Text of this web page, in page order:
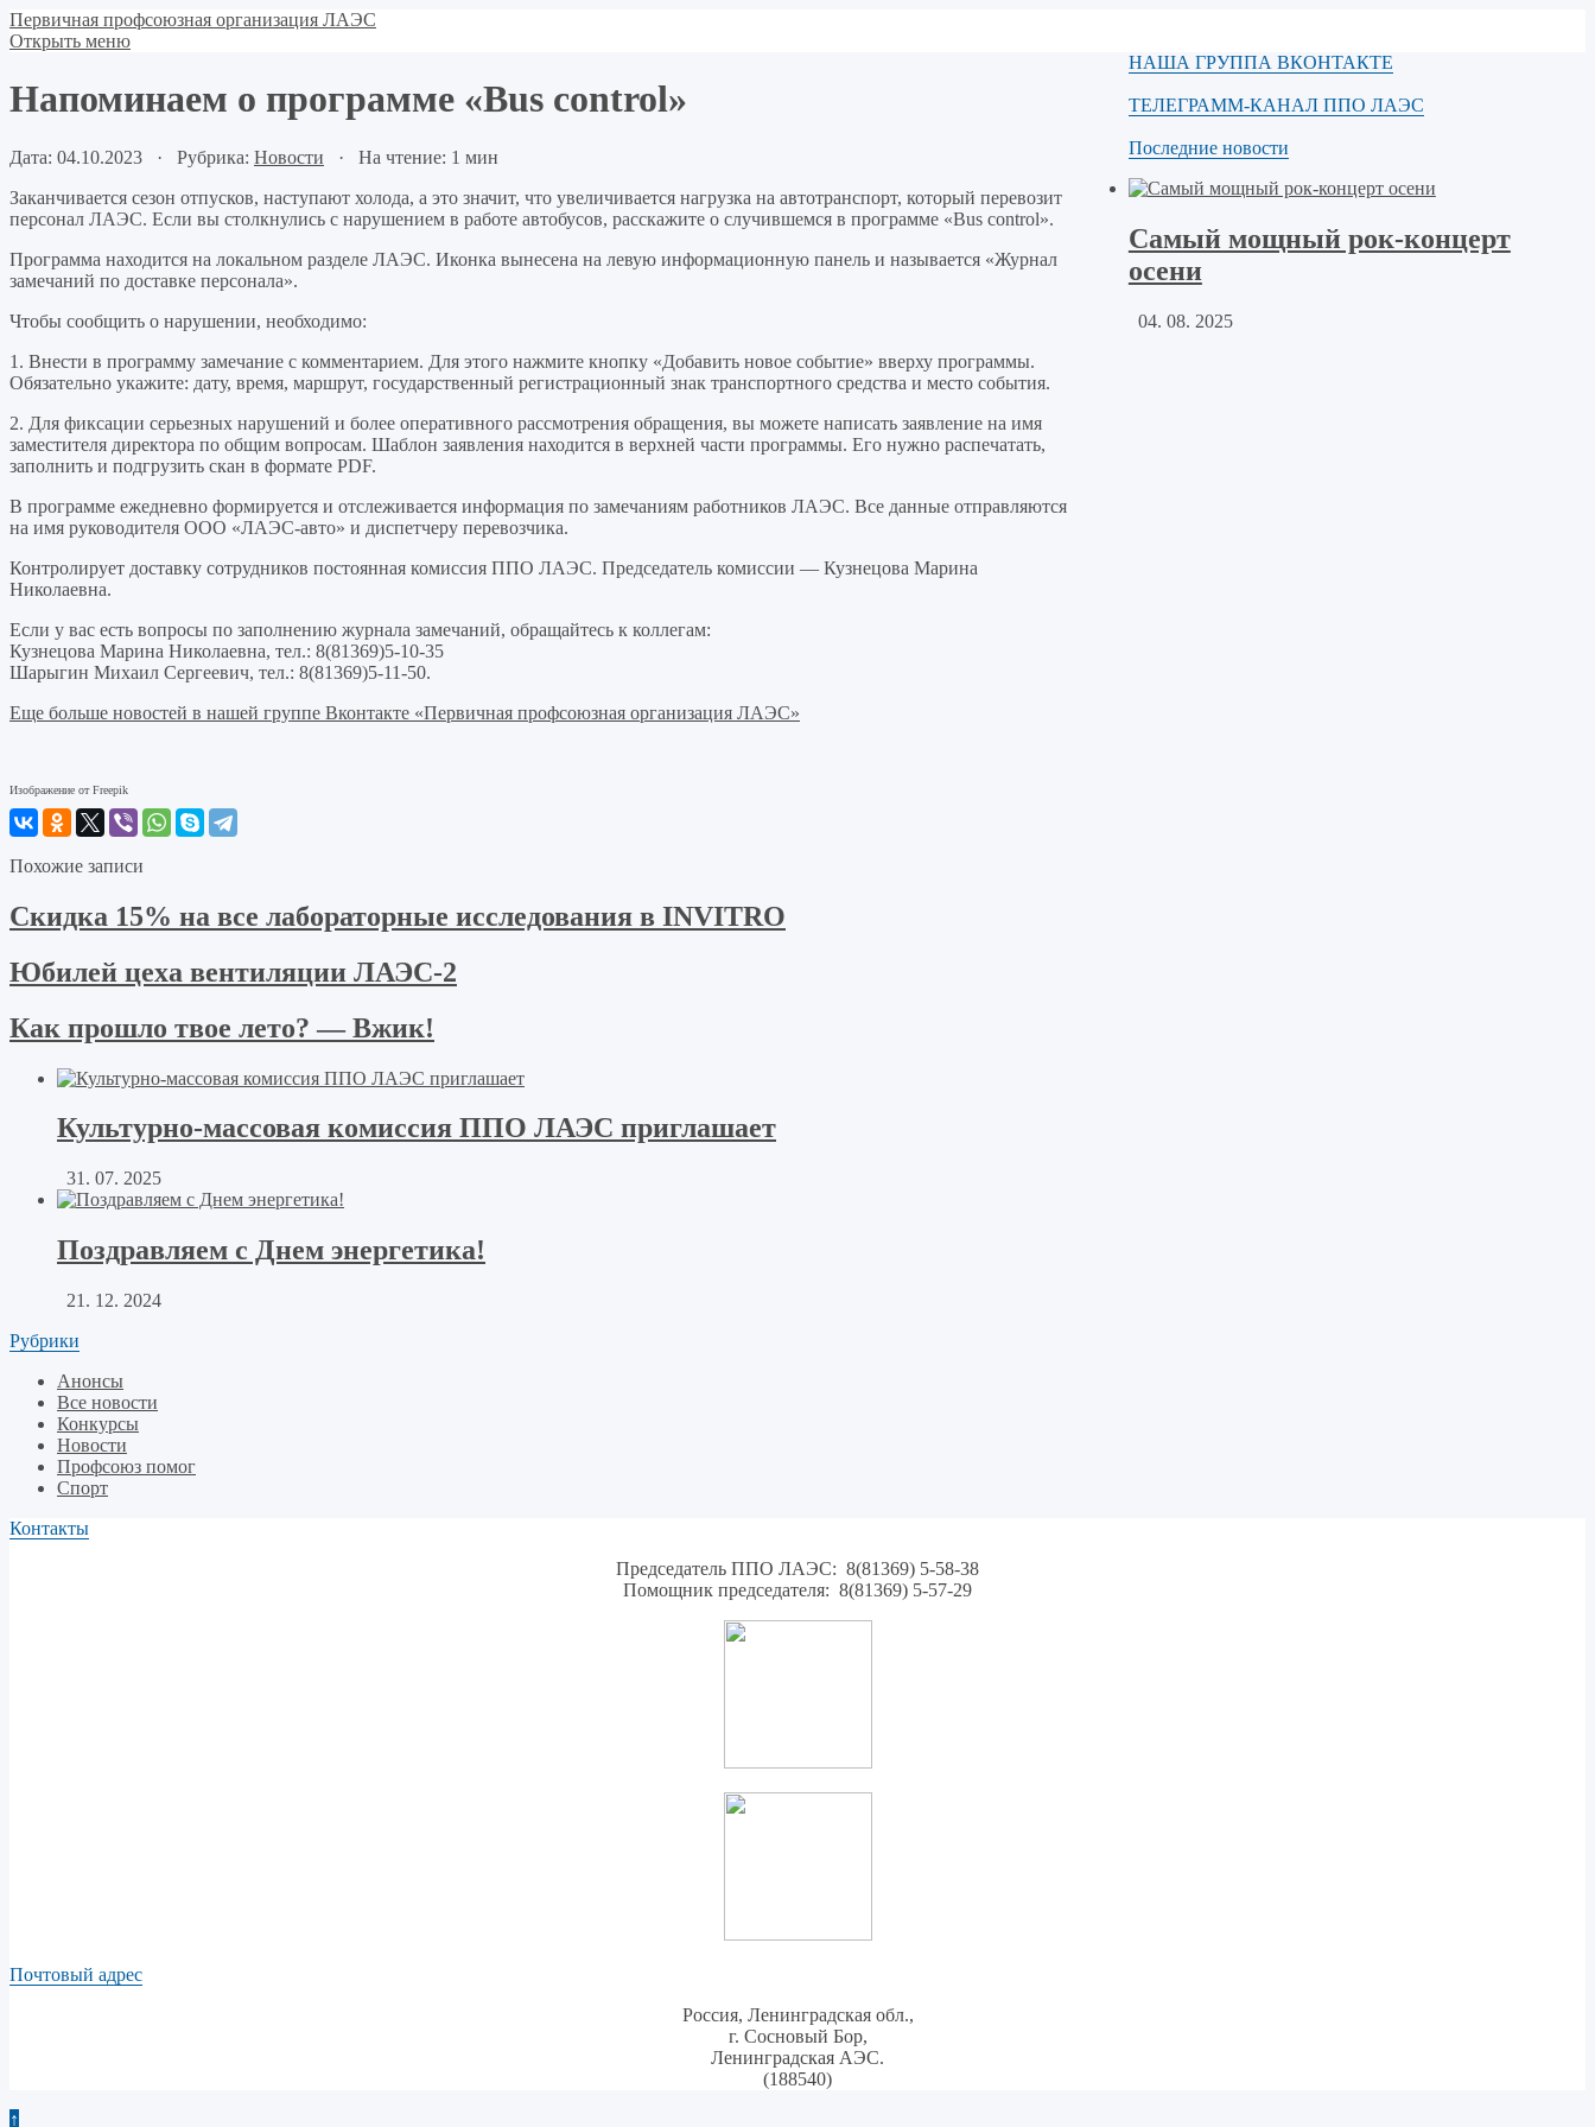
Первичная профсоюзная организация ЛАЭС
Открыть меню
Напоминаем о программе «Bus control»
Дата: 04.10.2023 · Рубрика: Новости · На чтение: 1 мин
Заканчивается сезон отпусков, наступают холода, а это значит, что увеличивается нагрузка на автотранспорт, который перевозит
персонал ЛАЭС. Если вы столкнулись с нарушением в работе автобусов, расскажите о случившемся в программе «Bus control».
Программа находится на локальном разделе ЛАЭС. Иконка вынесена на левую информационную панель и называется «Журнал
замечаний по доставке персонала».
Чтобы сообщить о нарушении, необходимо:
1. Внести в программу замечание с комментарием. Для этого нажмите кнопку «Добавить новое событие» вверху программы.
Обязательно укажите: дату, время, маршрут, государственный регистрационный знак транспортного средства и место события.
2. Для фиксации серьезных нарушений и более оперативного рассмотрения обращения, вы можете написать заявление на имя
заместителя директора по общим вопросам. Шаблон заявления находится в верхней части программы. Его нужно распечатать,
заполнить и подгрузить скан в формате PDF.
В программе ежедневно формируется и отслеживается информация по замечаниям работников ЛАЭС. Все данные отправляются
на имя руководителя ООО «ЛАЭС-авто» и диспетчеру перевозчика.
Контролирует доставку сотрудников постоянная комиссия ППО ЛАЭС. Председатель комиссии — Кузнецова Марина
Николаевна.
Если у вас есть вопросы по заполнению журнала замечаний, обращайтесь к коллегам:
Кузнецова Марина Николаевна, тел.: 8(81369)5-10-35
Шарыгин Михаил Сергеевич, тел.: 8(81369)5-11-50.
Еще больше новостей в нашей группе Вконтакте «Первичная профсоюзная организация ЛАЭС»
Изображение от Freepik
Похожие записи
Скидка 15% на все лабораторные исследования в INVITRO
Юбилей цеха вентиляции ЛАЭС-2
Как прошло твое лето? — Вжик!
НАША ГРУППА ВКОНТАКТЕ
ТЕЛЕГРАММ-КАНАЛ ППО ЛАЭС
Последние новости
Самый мощный рок-концерт
осени
04. 08. 2025
Культурно-массовая комиссия ППО ЛАЭС приглашает
31. 07. 2025
Поздравляем с Днем энергетика!
21. 12. 2024
Рубрики
Анонсы
Все новости
Конкурсы
Новости
Профсоюз помог
Спорт
Контакты
Председатель ППО ЛАЭС: 8(81369) 5-58-38
Помощник председателя: 8(81369) 5-57-29
Почтовый адрес
Россия, Ленинградская обл.,
г. Сосновый Бор,
Ленинградская АЭС.
(188540)
↑